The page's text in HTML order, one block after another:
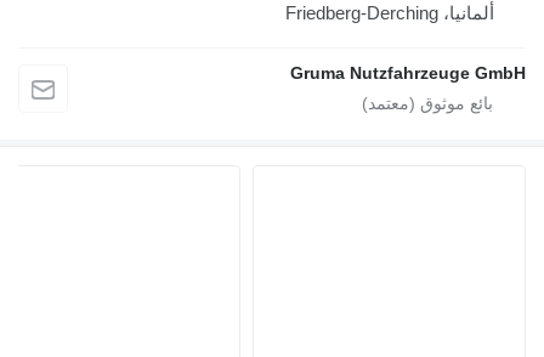
ألمانيا، Friedberg-Derching
Gruma Nutzfahrzeuge GmbH